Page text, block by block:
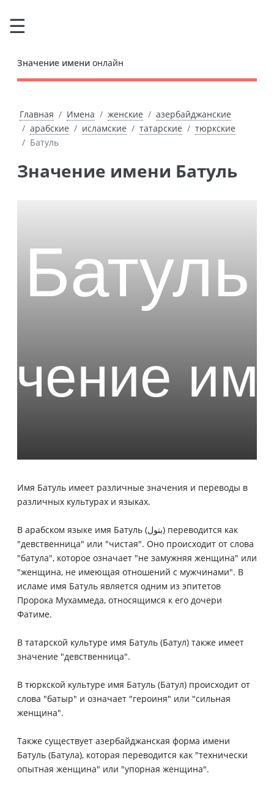
Значение имени онлайн
Главная Имена женские
азербайджанские
арабские
исламские татарские
тюркские
Батуль
Значение имени Батуль
Имя Батуль имеет различные значения и переводы в
различных культурах и языках.
В арабском языке имя Батуль (بتول) переводится как
"девственница" или "чистая". Оно происходит от слова
"батула", которое означает "не замужняя женщина" или
"женщина, не имеющая отношений с мужчинами". В
исламе имя Батуль является одним из эпитетов
Пророка Мухаммеда, относящимся к его дочери
Фатиме.
В татарской культуре имя Батуль (Батул) также имеет
значение "девственница".
В тюркской культуре имя Батуль (Батул) происходит от
слова "батыр" и означает "героиня" или "сильная
женщина".
Также существует азербайджанская форма имени
Батуль (Батула), которая переводится как "технически
опытная женщина" или "упорная женщина".